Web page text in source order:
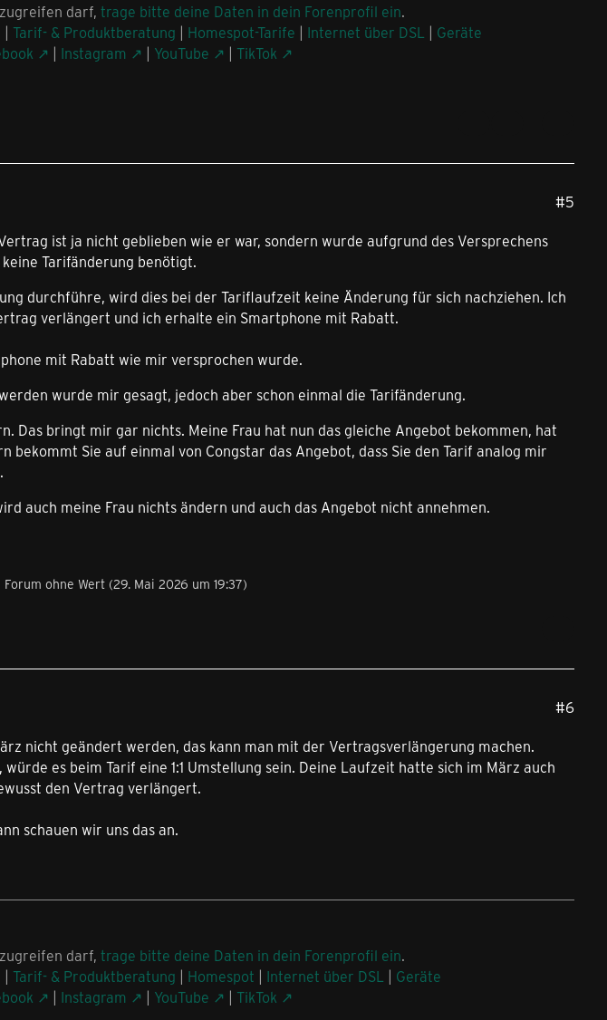
darf, trage bitte deine Daten in dein Forenprofil ein.
| Tarif- & Produktberatung | Homespot-Tarife | Internet über DSL | Geräte
| Instagram | YouTube | TikTok
#5
ist ja nicht geblieben wie er war, sondern wurde aufgrund des Versprechens
Tarifänderung benötigt.
durchführe, wird dies bei der Tariflaufzeit keine Änderung für sich nachziehen. Ich
verlängert und ich erhalte ein Smartphone mit Rabatt.
mit Rabatt wie mir versprochen wurde.
wurde mir gesagt, jedoch aber schon einmal die Tarifänderung.
Das bringt mir gar nichts. Meine Frau hat nun das gleiche Angebot bekommen, hat
bekommt Sie auf einmal von Congstar das Angebot, dass Sie den Tarif analog mir
auch meine Frau nichts ändern und auch das Angebot nicht annehmen.
ohne Wert (29. Mai 2026 um 19:37)
#6
nicht geändert werden, das kann man mit der Vertragsverlängerung machen.
es beim Tarif eine 1:1 Umstellung sein. Deine Laufzeit hatte sich im März auch
den Vertrag verlängert.
schauen wir uns das an.
darf, trage bitte deine Daten in dein Forenprofil ein.
| Tarif- & Produktberatung | Homespot | Internet über DSL | Geräte
| Instagram | YouTube | TikTok